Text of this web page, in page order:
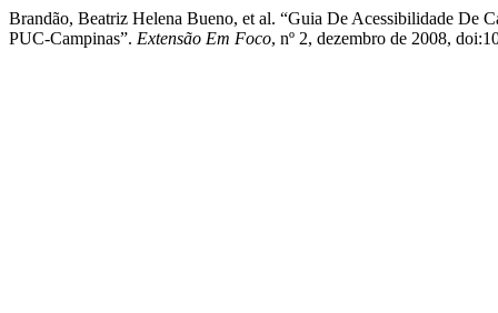
Brandão, Beatriz Helena Bueno, et al. “Guia De Acessibilidade De
PUC-Campinas”. Extensão Em Foco, nº 2, dezembro de 2008,